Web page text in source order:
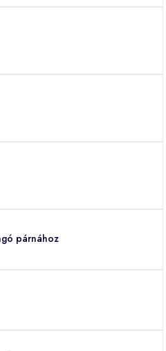
párnához